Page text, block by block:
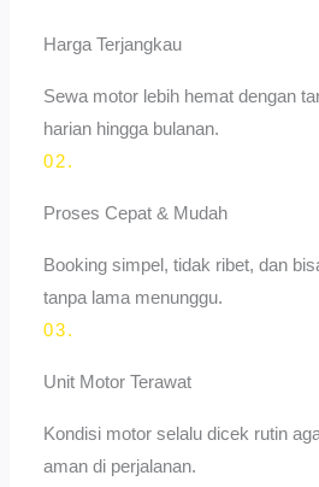
Harga Terjangkau
Sewa motor lebih hemat dengan
harian hingga bulanan.
02.
Proses Cepat & Mudah
Booking simpel, tidak ribet, dan
tanpa lama menunggu.
03.
Unit Motor Terawat
Kondisi motor selalu dicek rutin
aman di perjalanan.